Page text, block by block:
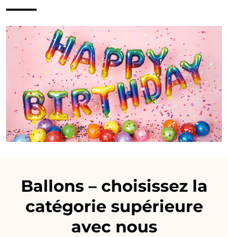
Ballons – choisissez la
catégorie supérieure
avec nous